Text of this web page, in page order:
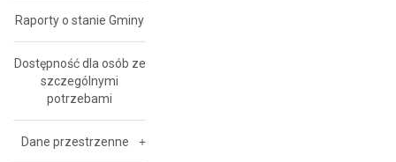
Raporty o stanie Gminy
Dostępność dla osób ze
szczególnymi
potrzebami
Dane przestrzenne